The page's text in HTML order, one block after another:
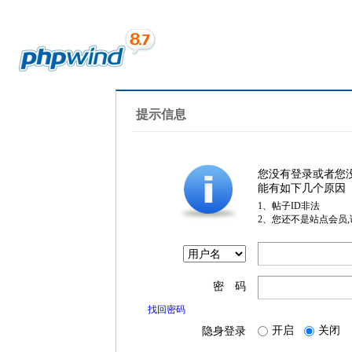
提示信息
您没有登录或者您
能有如下几个原因
1、帖子ID非法
2、您还不是站点会员
密 码
找回密码
隐身登录 开启 关闭